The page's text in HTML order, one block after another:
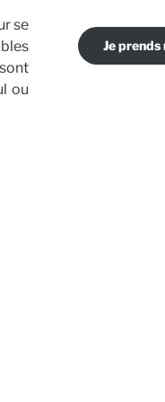
se
ou
Je prends